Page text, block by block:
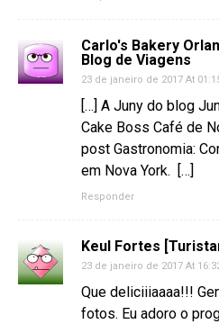
Carlo's Bakery
Blog de Viagens
23 de janeiro de 2017 At
[…] A Juny do blog
Cake Boss Café de
post Gastronomia:
em Nova York. […]
Responder
Keul Fortes
23 de janeiro de 2017 At
Que deliciiiaaaa!!!
fotos. Eu adoro o